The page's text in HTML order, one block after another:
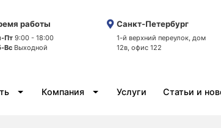
работы
Пт 9:00 - 18:00
Вс Выходной
Санкт-Петербург
1-й верхний переулок, дом
12в, офис 122
Компания Услуги Статьи и